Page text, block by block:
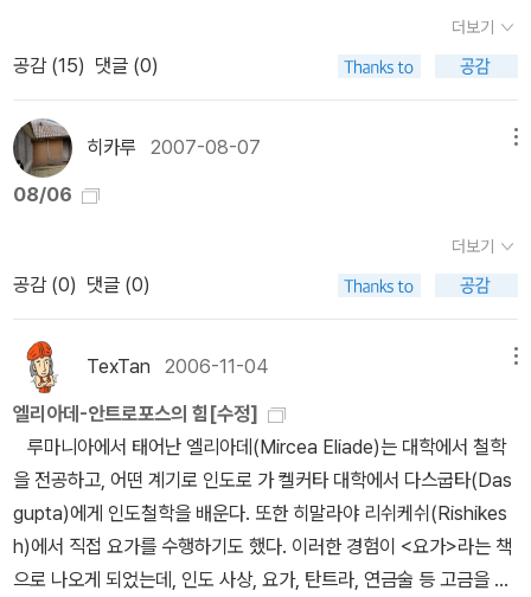
역사, 연금술과 성년의례 등 종교문화 전반에 대한 학술적 저술뿐만
아니라 여러 권의 소설과 희곡까지 쓴 보기드문 천재라고 할 수 있다.
조란 시간의 소거 - 언어안에 응집된 역사의 소거-를 함축하며 시인
은 마치 우주창생의 순간에, 곧 창조의 첫날과 동시에 자기가 있었던
것처럼 여겨지는 그러한 세계를 발견하는 자이기 때문이다.) 엘리아
실재하는 본질로 전제하는 데 반하여 ‘사람들이 무엇을 일컬어 종교
라 하는가?’]라는 시점전환. 다시말해, [형이상학적인 전제의 부정으
로 특징지어지는 이러한 물음은 현상을 있는 그대로 묘사하려는 소박
한 관찰부터 시작한다.]에서 시작해서 ‘사람들이 무엇을 일컬어 종교
라 하는가?’라는 물음을 넘어 [‘종교라고 일컬어지는 현상’을 삶속에
서 드러내며 살아가는 사람살이에 대하여 총체적인 관심을 기울려 인
간의 삶은 과연 어떤 모습을 하고 있으며, 그러한 삶을 살아가는 인간
은 도대체 어떤 존재인가는 하는 물음에 가 닿는데 여기서 엘리아데
는 인간의 삶이 지닌 중층성또는 중첩성을 발견하는 것이다.](17,18
쪽 발췌) 라는 점에서 인 것 같다. 결국 존재론과 인식론의 문제로 귀
결되는 건가? 아리송 하기만 한데 정진홍 교수가 예시하는 [인간은,
화와 종교의 경계에 서 있는 것이다. 마치 내 모습을 보는 듯하다. 종
교와 목회, 세상과 하나님의 나라의 긴장관계속에서 살아가게 된다.
'인간은 종교적이다.' '종교성은 인간의 창조성을 말한다.' (종교를 인
간이 창조했다고 말하는 것인가? 아닌 듯한데. 그래 종교가 인간의
투사라고 규정하지는 않았지.)
독특한 입지를 차지한다. 지라드의 관점이 상당히 비슷하다. 근동에
대한 자료를 더 찾다가 위키백과에서 재미난 이야기를 발견했다. 즉
근동이란 말은 19세기 대영적이 식민지적 사관에서 만들어진 이름이
라는 것이다. 만약 사실이 그렇다면 근동이란 단어는 쓰지 않는 것이
더 좋을 수도 이겠다는 말이 된다. 하지만 지금에 와서야 어쩌겠는
가... 구조주의 입장에서 지금 이 시대의 의미로 해석해야 하지 않을
까?'고대 근동(古代近東, Ancient Near East)'이라는 낱말은 19
세기에 대영제국이 관심을 가졌던 지역들을 지칭함에 있어서 근동
활용하여 성립된 용어이다. 근동과 극동의 구분이 최초로 나타난 때
는 크림 전쟁(1853~1856) 동안이다. 국가간의 외교에서 이 두 용어
가 사용된 뚜렷한 예로 가장 큰 마지막 사건은 오스만 제국이 아르메
니아인과 아시리아인을 학살한 1894~1896년의 하미드 대학살(H
amidian Massacres)과 1894~1895년의 청일 전쟁이다. 당시 대
영제국의 정치가들과 정치 고문들은 이 두 사건이 전개된 지역을 각
각 '근동(Near East)'과 '극동(Far East)'이라 불렀다. 이후, 얼마 지
나지 않아 중동(Middle East)이라는 낱말이 사용되었는데, 20세기
더보기
공감 (15) 댓글 (0)
히카루 2007-08-07
08/06
더보기
공감 (0) 댓글 (0)
TexTan 2006-11-04
엘리아데-안트로포스의 힘[수정]
루마니아에서 태어난 엘리아데(Mircea Eliade)는 대학에서 철학
을 전공하고, 어떤 계기로 인도로 가 켈커타 대학에서 다스굽타(Das
gupta)에게 인도철학을 배운다. 또한 히말라야 리쉬케쉬(Rishikes
h)에서 직접 요가를 수행하기도 했다. 이러한 경험이 <요가>라는 책
으로 나오게 되었는데, 인도 사상, 요가, 탄트라, 연금술 등 고금을 넘